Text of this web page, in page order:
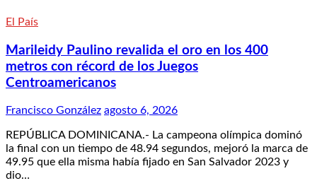
El País
Marileidy Paulino revalida el oro en los 400
metros con récord de los Juegos
Centroamericanos
Francisco González agosto 6, 2026
REPÚBLICA DOMINICANA.- La campeona olímpica dominó
la final con un tiempo de 48.94 segundos, mejoró la marca de
49.95 que ella misma había fijado en San Salvador 2023 y
dio…